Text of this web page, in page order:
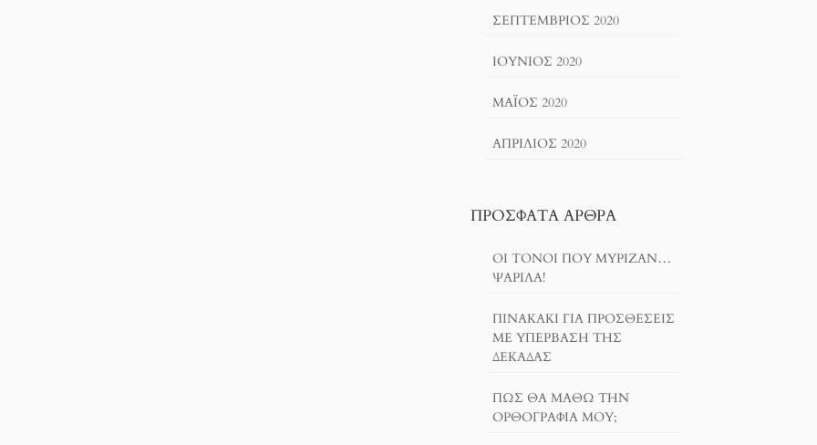
ΣΕΠΤΈΜΒΡΙΟΣ 2020
ΙΟΎΝΙΟΣ 2020
ΜΆΙΟΣ 2020
ΑΠΡΊΛΙΟΣ 2020
ΠΡΌΣΦΑΤΑ ΆΡΘΡΑ
ΟΙ ΤΌΝΟΙ ΠΟΥ ΜΎΡΙΖΑΝ…
ΨΑΡΊΛΑ!
ΠΙΝΑΚΆΚΙ ΓΙΑ ΠΡΟΣΘΈΣΕΙΣ
ΜΕ ΥΠΈΡΒΑΣΗ ΤΗΣ
ΔΕΚΆΔΑΣ
ΠΏΣ ΘΑ ΜΆΘΩ ΤΗΝ
ΟΡΘΟΓΡΑΦΊΑ ΜΟΥ;